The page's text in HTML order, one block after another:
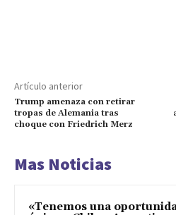
Artículo anterior
Trump amenaza con retirar
tropas de Alemania tras
choque con Friedrich Merz
Mas Noticias
«Tenemos una